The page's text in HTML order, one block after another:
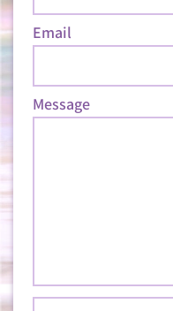
Email
Message